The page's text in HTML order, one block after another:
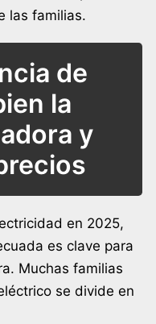
las familias.
de
la
y
en 2025,
es clave para
Muchas familias
se divide en